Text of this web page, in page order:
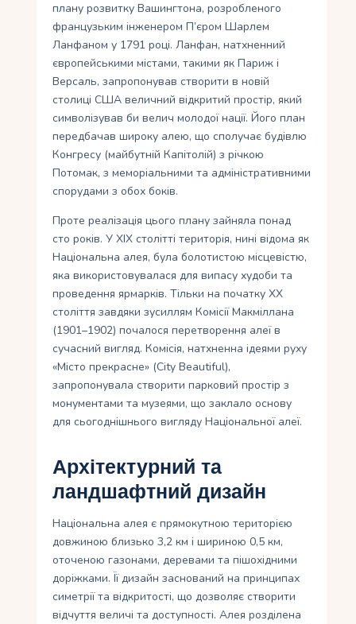
плану розвитку Вашингтона, розробленого
французьким інженером П’єром Шарлем
Ланфаном у 1791 році. Ланфан, натхненний
європейськими містами, такими як Париж і
Версаль, запропонував створити в новій
столиці США величний відкритий простір, який
символізував би велич молодої нації. Його план
передбачав широку алею, що сполучає будівлю
Конгресу (майбутній Капітолій) з річкою
Потомак, з меморіальними та адміністративними
спорудами з обох боків.
Проте реалізація цього плану зайняла понад
сто років. У XIX столітті територія, нині відома як
Національна алея, була болотистою місцевістю,
яка використовувалася для випасу худоби та
проведення ярмарків. Тільки на початку XX
століття завдяки зусиллям Комісії Макміллана
(1901–1902) почалося перетворення алеї в
сучасний вигляд. Комісія, натхненна ідеями руху
«Місто прекрасне» (City Beautiful),
запропонувала створити парковий простір з
монументами та музеями, що заклало основу
для сьогоднішнього вигляду Національної алеї.
Архітектурний та
ландшафтний дизайн
Національна алея є прямокутною територією
довжиною близько 3,2 км і шириною 0,5 км,
оточеною газонами, деревами та пішохідними
доріжками. Її дизайн заснований на принципах
симетрії та відкритості, що дозволяє створити
відчуття величі та доступності. Алея розділена